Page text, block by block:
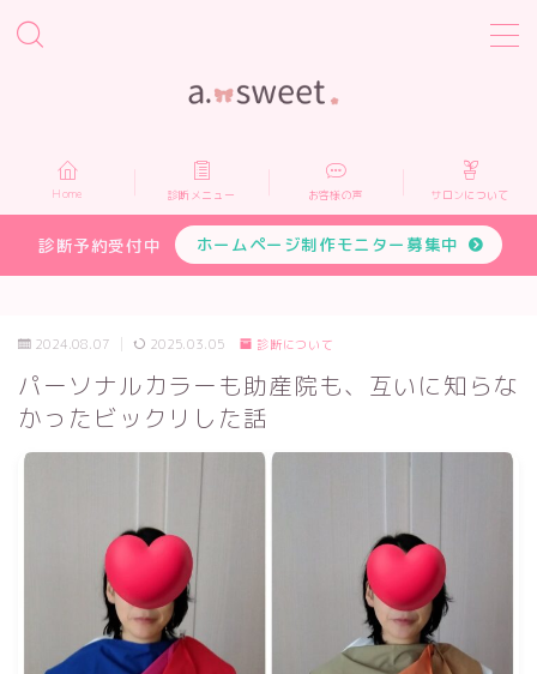
Home
診断メニュー
プロフィール
Home 診断メニュー お客様の声 サロンについて
診断予約受付中 ホームページ制作モニター募集中
2024.08.07 2025.03.05 診断について
パーソナルカラーも助産院も、互いに知らな
かったビックリした話